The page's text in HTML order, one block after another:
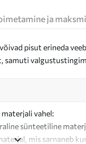
ja
pisut erineda
vahel:
sünteetiline
mis sarnaneb